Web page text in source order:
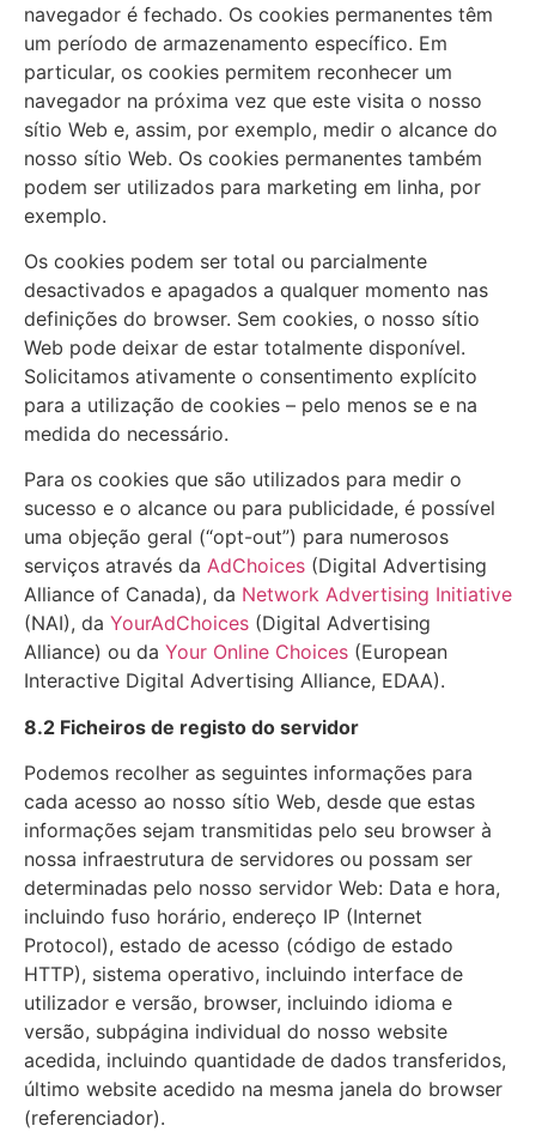
navegador é fechado. Os cookies permanentes têm
um período de armazenamento específico. Em
particular, os cookies permitem reconhecer um
navegador na próxima vez que este visita o nosso
sítio Web e, assim, por exemplo, medir o alcance do
nosso sítio Web. Os cookies permanentes também
podem ser utilizados para marketing em linha, por
exemplo.
Os cookies podem ser total ou parcialmente
desactivados e apagados a qualquer momento nas
definições do browser. Sem cookies, o nosso sítio
Web pode deixar de estar totalmente disponível.
Solicitamos ativamente o consentimento explícito
para a utilização de cookies – pelo menos se e na
medida do necessário.
Para os cookies que são utilizados para medir o
sucesso e o alcance ou para publicidade, é possível
uma objeção geral (“opt-out”) para numerosos
serviços através da AdChoices (Digital Advertising
Alliance of Canada), da Network Advertising Initiative
(NAI), da YourAdChoices (Digital Advertising
Alliance) ou da Your Online Choices (European
Interactive Digital Advertising Alliance, EDAA).
8.2 Ficheiros de registo do servidor
Podemos recolher as seguintes informações para
cada acesso ao nosso sítio Web, desde que estas
informações sejam transmitidas pelo seu browser à
nossa infraestrutura de servidores ou possam ser
determinadas pelo nosso servidor Web: Data e hora,
incluindo fuso horário, endereço IP (Internet
Protocol), estado de acesso (código de estado
HTTP), sistema operativo, incluindo interface de
utilizador e versão, browser, incluindo idioma e
versão, subpágina individual do nosso website
acedida, incluindo quantidade de dados transferidos,
último website acedido na mesma janela do browser
(referenciador).